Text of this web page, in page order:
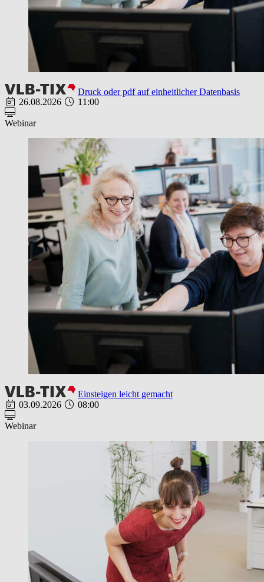
Druck oder pdf auf einheitlicher Datenbasis
26.08.2026
11:00
Webinar
Einsteigen leicht gemacht
03.09.2026
08:00
Webinar